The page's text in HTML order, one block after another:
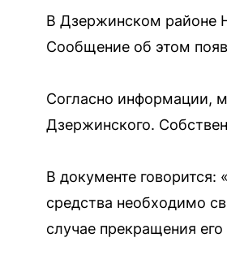
В Дзержинском районе
Сообщение об этом
Согласно информации,
Дзержинского.
В документе говорится:
средства необходимо
случае прекращения его